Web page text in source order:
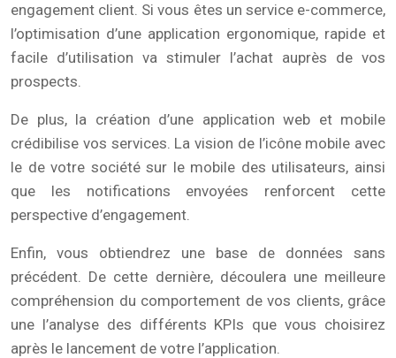
engagement client. Si vous êtes un service e-commerce,
l’optimisation d’une application ergonomique, rapide et
facile d’utilisation va stimuler l’achat auprès de vos
prospects.
De plus, la création d’une application web et mobile
crédibilise vos services. La vision de l’icône mobile avec
le de votre société sur le mobile des utilisateurs, ainsi
que les notifications envoyées renforcent cette
perspective d’engagement.
Enfin, vous obtiendrez une base de données sans
précédent. De cette dernière, découlera une meilleure
compréhension du comportement de vos clients, grâce
une l’analyse des différents KPIs que vous choisirez
après le lancement de votre l’application.